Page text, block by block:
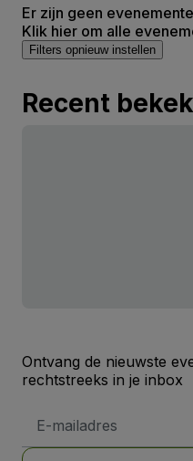
Er zijn geen
Klik hier om alle
Filters opnieuw instellen
Recent
Ontvang de nieuwste
rechtstreeks in je inbox
mailadres